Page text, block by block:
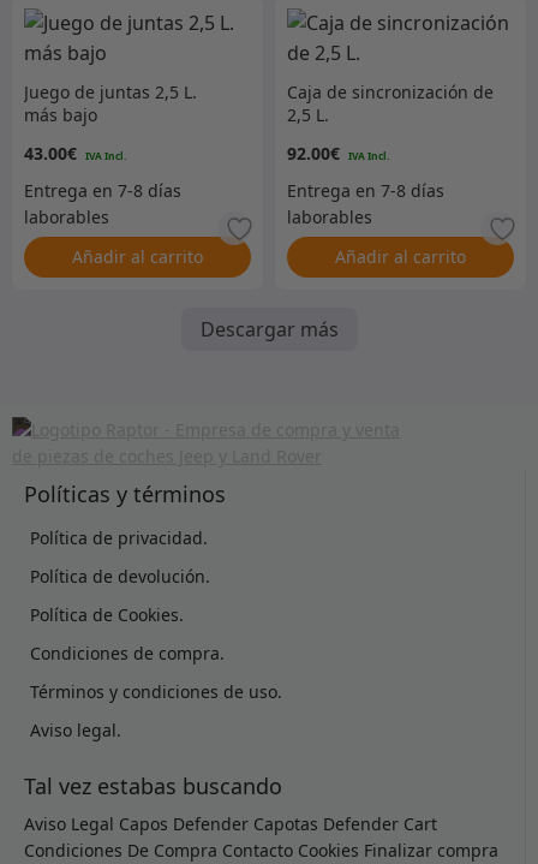
Juego de juntas 2,5 L.
más bajo
43.00€
Añadir al carrito
Caja de sincronización de
2,5 L.
92.00€
Añadir al carrito
Descargar más
Políticas y términos
Política de privacidad.
Política de devolución.
Política de Cookies.
Condiciones de compra.
Términos y condiciones de uso.
Aviso legal.
Tal vez estabas buscando
Aviso Legal Capos Defender Capotas Defender Cart
Condiciones De Compra Contacto Cookies Finalizar compra